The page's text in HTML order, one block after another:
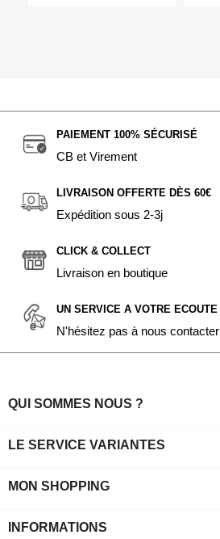
PAIEMENT 100% SÉCURISÉ
CB et Virement
LIVRAISON OFFERTE DÈS 60€
Expédition sous 2-3j
CLICK & COLLECT
Livraison en boutique
UN SERVICE A VOTRE ECOUTE
N'hésitez pas à nous contacter
QUI SOMMES NOUS ?
LE SERVICE VARIANTES
MON SHOPPING
INFORMATIONS